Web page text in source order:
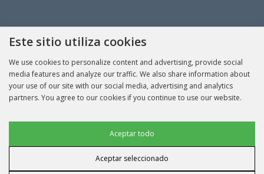
Hecho
Este sitio utiliza cookies
We use cookies to personalize content and advertising, provide social
media features and analyze our traffic. We also share information about
your use of our site with our social media, advertising and analytics
partners. You agree to our cookies if you continue to use our website.
Cookies de datos del usuario
Aceptar todo
Aceptar seleccionado